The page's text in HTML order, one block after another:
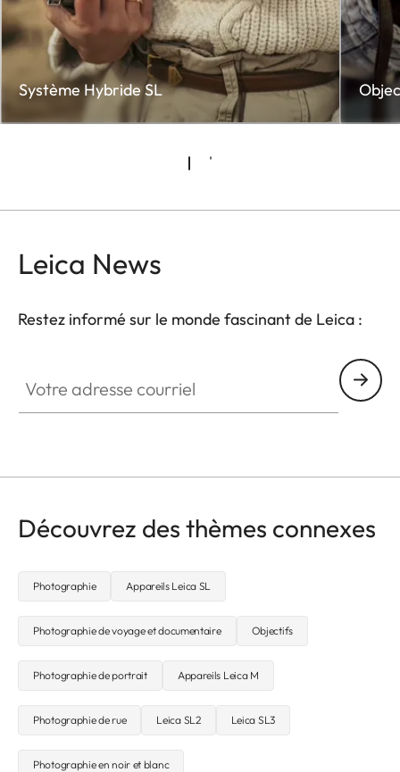
Système Hybride SL
Leica News
Restez informé sur le monde fascinant de Leica :
Découvrez des thèmes connexes
Photographie Appareils Leica SL
Photographie de voyage et documentaire Objectifs
Photographie de portrait Appareils Leica M
Photographie de rue Leica SL2 Leica SL3
Photographie en noir et blanc